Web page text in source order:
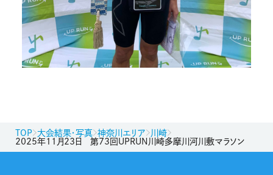
TOP 大会結果・写真 神奈川エリア
川崎
2025年11月23日 第73回UPRUN川崎多摩川河川敷マラソン